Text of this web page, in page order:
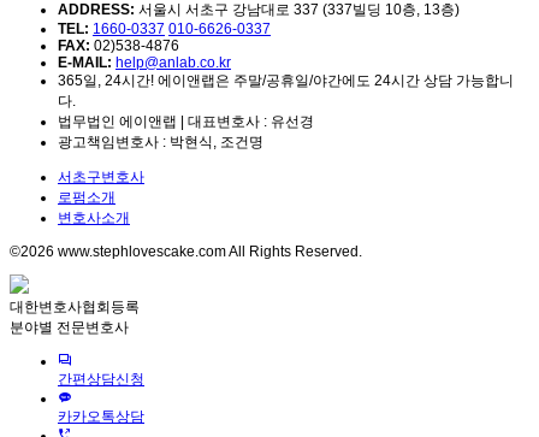
ADDRESS: 서울시 서초구 강남대로 337 (337빌딩 10층, 13층)
TEL: 1660-0337 010-6626-0337
FAX: 02)538-4876
E-MAIL: help@anlab.co.kr
365일, 24시간! 에이앤랩은 주말/공휴일/야간에도 24시간 상담 가능합니
다.
법무법인 에이앤랩 | 대표변호사 : 유선경
광고책임변호사 : 박현식, 조건명
서초구변호사
로펌소개
변호사소개
©2026 www.stephlovescake.com All Rights Reserved.
대한변호사협회등록
분야별 전문변호사
간편상담신청
카카오톡상담